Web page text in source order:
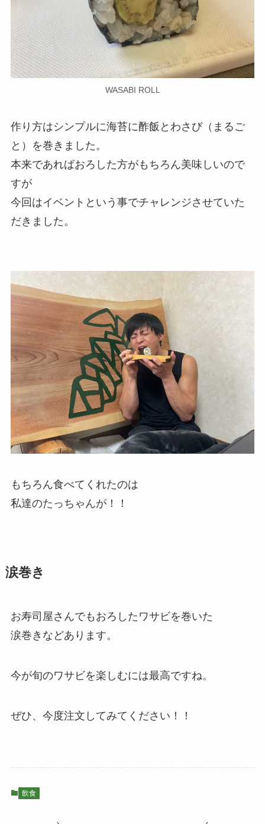
WASABI ROLL
作り方はシンプルに海苔に酢飯とわさび（まるご
と）を巻きました。
本来であればおろした方がもちろん美味しいので
すが
今回はイベントという事でチャレンジさせていた
だきました。
もちろん食べてくれたのは
私達のたっちゃんが！！
涙巻き
お寿司屋さんでもおろしたワサビを巻いた
涙巻きなどあります。
今が旬のワサビを楽しむには最高ですね。
ぜひ、今度注文してみてください！！
飲食